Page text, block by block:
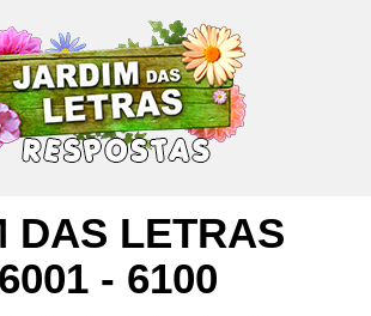
DAS LETRAS
- 6100